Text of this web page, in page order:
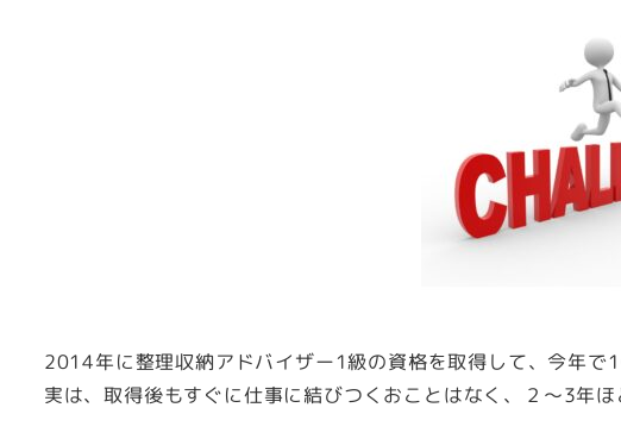
2014年に整理収納アドバイザー1級の資格を取得して、今年で
実は、取得後もすぐに仕事に結びつくおことはなく、２～3年ほ